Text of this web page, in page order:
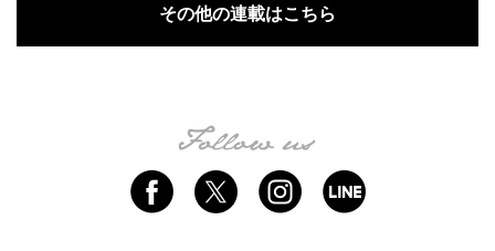
その他の連載はこちら